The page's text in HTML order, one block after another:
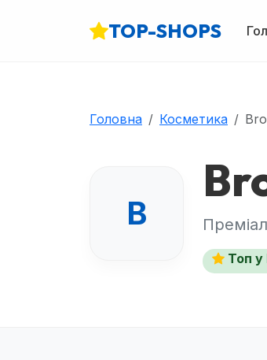
TOP-SHOPS
Головна Косметика
B
Топ у